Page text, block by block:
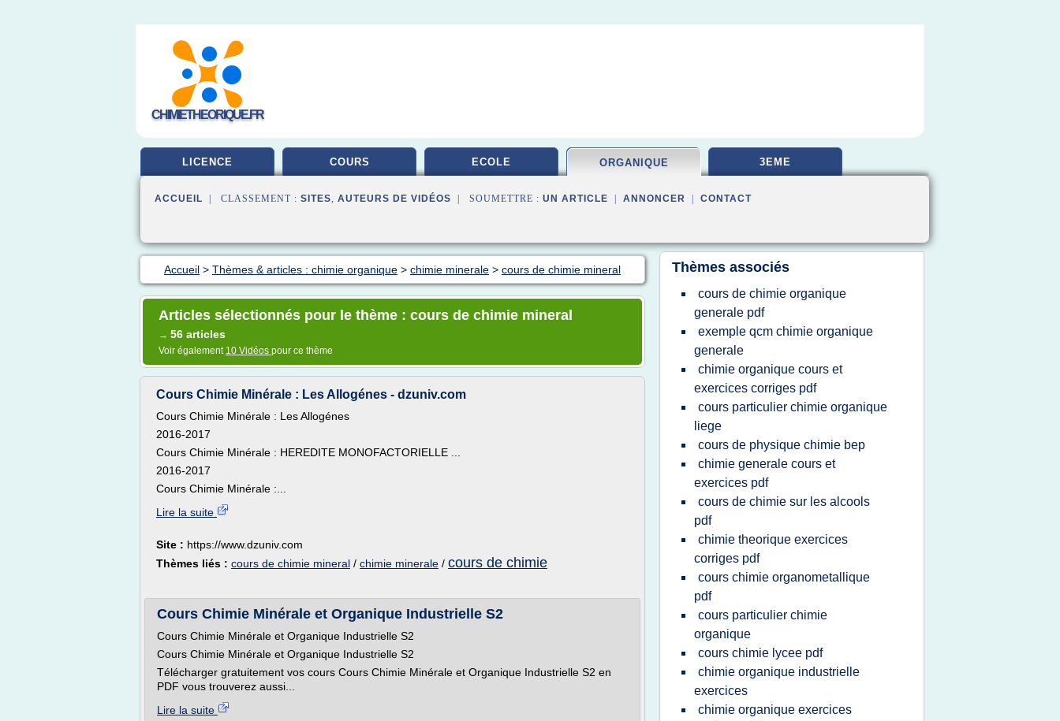
CHIMIETHEORIQUE.FR
LICENCE COURS ECOLE ORGANIQUE 3EME
ACCUEIL | CLASSEMENT : SITES, AUTEURS DE VIDÉOS | SOUMETTRE : UN ARTICLE ANNONCER CONTACT
Accueil > Thèmes & articles : chimie organique > chimie minerale > cours de chimie mineral
Articles sélectionnés pour le thème : cours de chimie mineral
→ 56 articles
Voir également 10 Vidéos pour ce thème
Cours Chimie Minérale : Les Allogénes - dzuniv.com
Cours Chimie Minérale : Les Allogénes
2016-2017
Cours Chimie Minérale : HEREDITE MONOFACTORIELLE ...
2016-2017
Cours Chimie Minérale :...
Lire la suite
Site : https://www.dzuniv.com
Thèmes liés : cours de chimie mineral / chimie minerale / cours de chimie
Cours Chimie Minérale et Organique Industrielle S2
Cours Chimie Minérale et Organique Industrielle S2
Cours Chimie Minérale et Organique Industrielle S2
Télécharger gratuitement vos cours Cours Chimie Minérale et Organique Industrielle S2 en
PDF vous trouverez aussi...
Lire la suite
Thèmes associés
cours de chimie organique
generale pdf
exemple qcm chimie organique
generale
chimie organique cours et
exercices corriges pdf
cours particulier chimie organique
liege
cours de physique chimie bep
chimie generale cours et
exercices pdf
cours de chimie sur les alcools
pdf
chimie theorique exercices
corriges pdf
cours chimie organometallique
pdf
cours particulier chimie
organique
cours chimie lycee pdf
chimie organique industrielle
exercices
chimie organique exercices